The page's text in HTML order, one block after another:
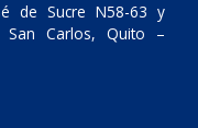
de Sucre N58-63 y
San Carlos, Quito –